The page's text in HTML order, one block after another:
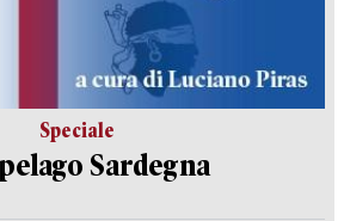
Speciale
Sardegna